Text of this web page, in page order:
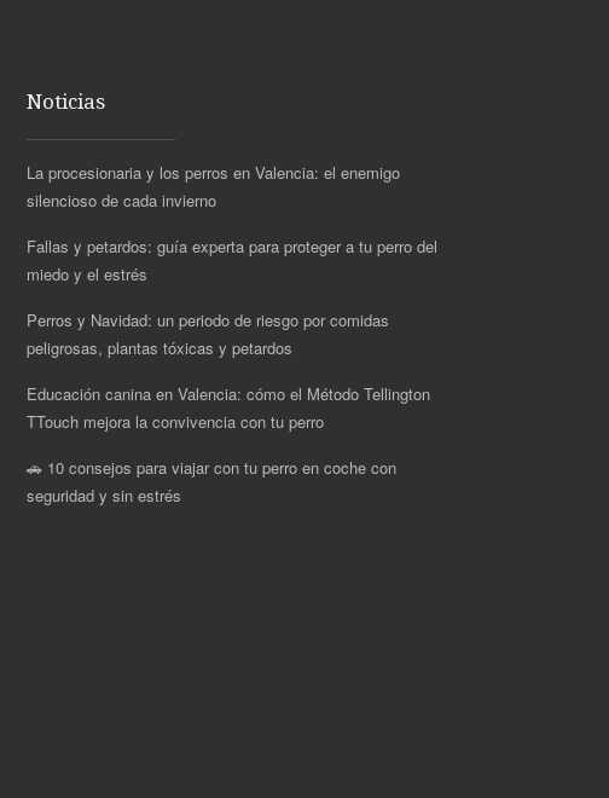
Noticias
La procesionaria y los perros en Valencia: el enemigo
silencioso de cada invierno
Fallas y petardos: guía experta para proteger a tu perro del
miedo y el estrés
Perros y Navidad: un periodo de riesgo por comidas
peligrosas, plantas tóxicas y petardos
Educación canina en Valencia: cómo el Método Tellington
TTouch mejora la convivencia con tu perro
🚗 10 consejos para viajar con tu perro en coche con
seguridad y sin estrés